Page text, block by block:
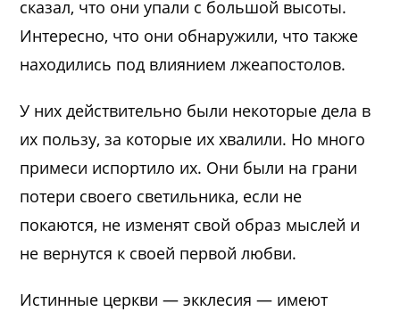
сказал, что они упали с большой высоты.
Интересно, что они обнаружили, что также
находились под влиянием лжеапостолов.
У них действительно были некоторые дела в
их пользу, за которые их хвалили. Но много
примеси испортило их. Они были на грани
потери своего светильника, если не
покаются, не изменят свой образ мыслей и
не вернутся к своей первой любви.
Истинные церкви — экклесия — имеют